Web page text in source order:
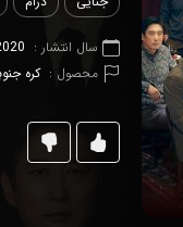
سال انتشار :
محصول : کره